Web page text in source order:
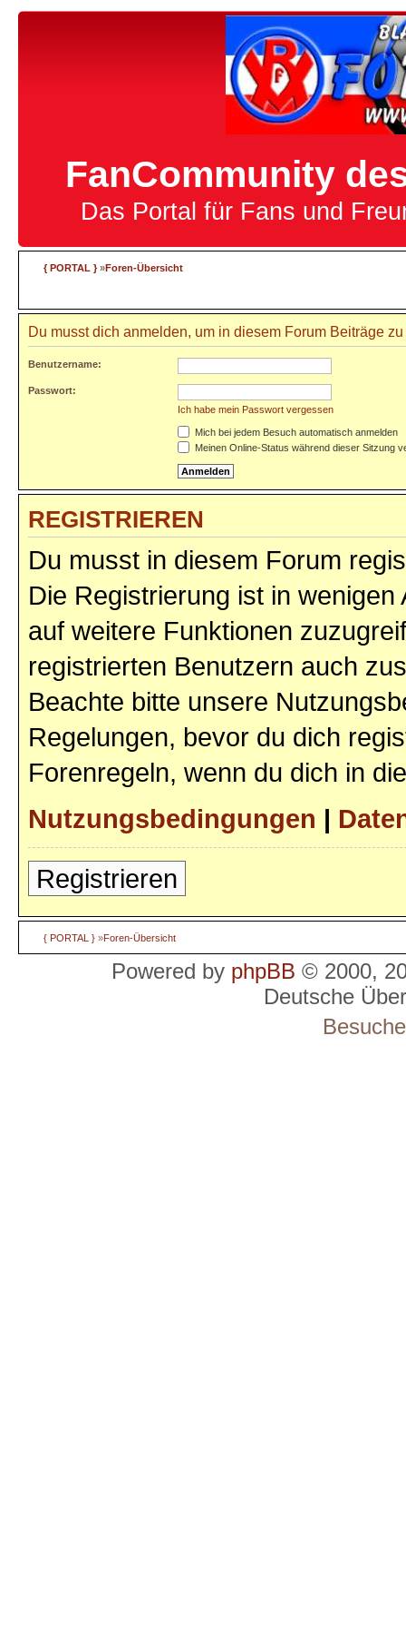
FanCommunity
Das Portal für Fans und
{ PORTAL }»Foren-Übersicht
Du musst dich anmelden, um in diesem Forum Beiträge
Benutzername:
Passwort:
Ich habe mein Passwort vergessen
Mich bei jedem Besuch automatisch anmelden
Meinen Online-Status während dieser Sitzung
REGISTRIEREN
Du musst in diesem Forum
Die Registrierung ist in
auf weitere Funktionen
registrierten Benutzern auch
Beachte bitte unsere
Regelungen, bevor du dich
Forenregeln, wenn du dich in
Nutzungsbedingungen |
Registrieren
{ PORTAL } »Foren-Übersicht
Powered by phpBB © 2000,
Deutsche